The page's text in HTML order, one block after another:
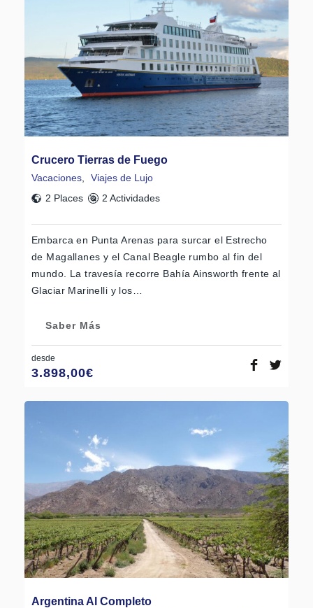
Crucero Tierras de Fuego
Vacaciones
Viajes de Lujo
2 Places
2 Actividades
Embarca en Punta Arenas para surcar el Estrecho
de Magallanes y el Canal Beagle rumbo al fin del
mundo. La travesía recorre Bahía Ainsworth frente al
Glaciar Marinelli y los…
Saber Más
desde
3.898,00€
Argentina Al Completo